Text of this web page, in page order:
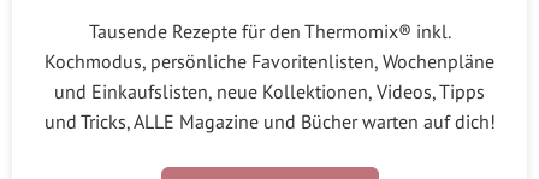
Tausende Rezepte für den Thermomix® inkl.
Kochmodus, persönliche Favoritenlisten, Wochenpläne
und Einkaufslisten, neue Kollektionen, Videos, Tipps
und Tricks, ALLE Magazine und Bücher warten auf dich!